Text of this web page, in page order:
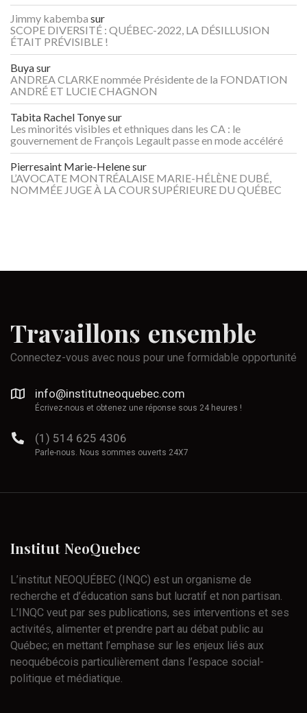
Jimmy kabemba sur
SCOPE DIVERSITÉ : QUÉBEC-2022, LA DÉSILLUSION
ÉTAIT PRÉVISIBLE !
Buyasur
ANDREA CLARKE nommée Présidente de la FONDATION
ANDRÉ ET LUCIE CHAGNON
Tabita Rachel Tonyesur
Les minorités visibles et ethniques dans les CA : le
gouvernement de François Legault passe en mode accéléré
Pierresaint Marie-Helenesur
L’AVOCATE MONTRÉALAISE MARIE-HÉLÈNE DUBÉ,
NOMMÉE JUGE À LA COUR SUPÉRIEURE DU QUÉBEC
Travaillons ensemble
Connectez-vous avec nous pour une formidable opportunité
info@institutneoquebec.com
Écrivez-nous et obtenez une réponse sous 24 heures !
(1) 514 625 4306
Parle-nous. Nous sommes ouverts 24X7
Institut NeoQuebec
L’institut NEOQUÉBEC (INQC) est un organisme de
recherche et d’éducation sans but lucratif et non partisan.
L’INQC veut par ses publications, ses interventions et ses
activités, alimenter et prendre part au débat public au
Québec; en mettant l’emphase sur les enjeux liés aux
neoquébécois particulièrement dans l’espace social-
politique et médiatique.